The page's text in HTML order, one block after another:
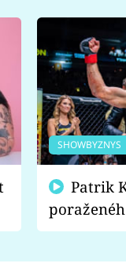
SHOWBYZNYS
fanoušci